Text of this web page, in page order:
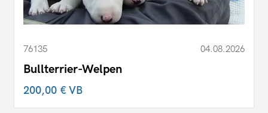
76135 04.08.2026
Bullterrier-Welpen
200,00 €VB